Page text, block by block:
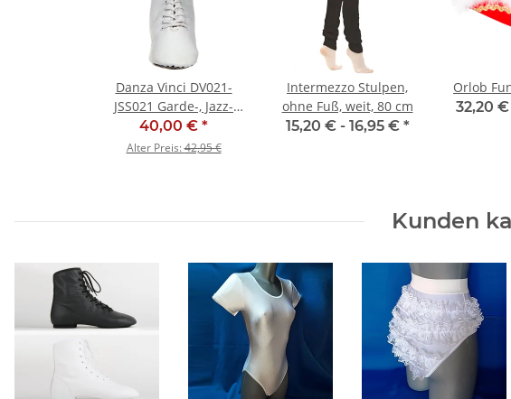
Danza Vinci DV021-
JSS021 Garde-, Jazz-
und Tanzstiefel - SALE
40,00 € *
Alter Preis:42,95 €
Intermezzo Stulpen,
ohne Fuß, weit, 80 cm
15,20 € - 16,95 € *
Orlob
32,20
Kunden